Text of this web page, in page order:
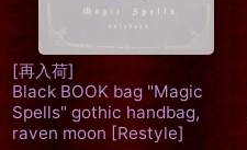
[再入荷]
Black BOOK bag "Magic
Spells" gothic handbag,
raven moon [Restyle]